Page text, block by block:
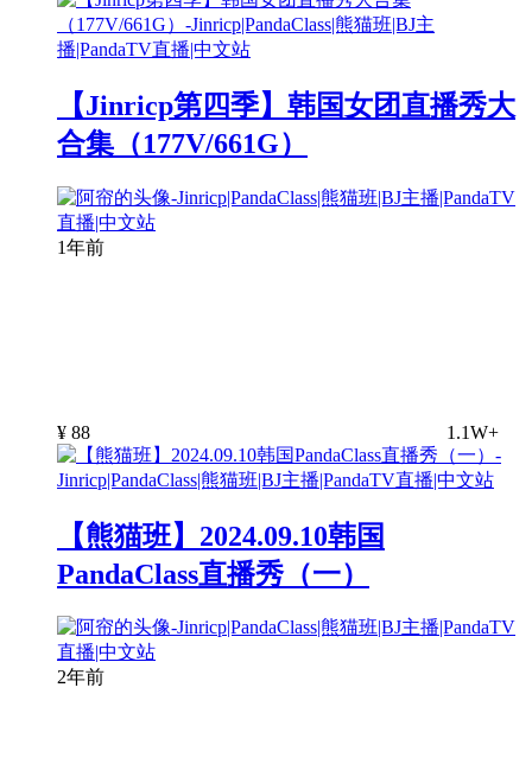
【Jinricp第四季】韩国女团直播秀大
合集（177V/661G）
1年前
¥ 88 1.1W+
【熊猫班】2024.09.10韩国
PandaClass直播秀（一）
2年前